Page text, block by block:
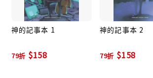
神的記事本 1
79折 $158
神的記事本 2
79折 $158